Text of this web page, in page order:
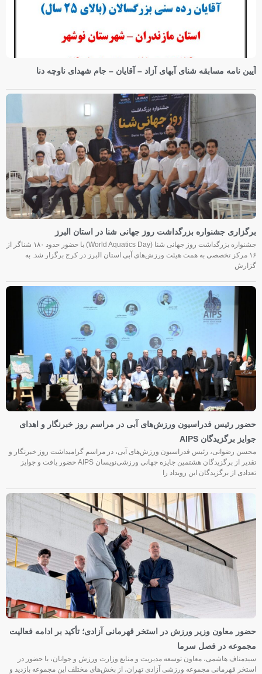
آیین نامه مسابقه شنای آبهای آزاد – آقایان – جام شهدای ناوچه دنا
برگزاری جشنواره بزرگداشت روز جهانی شنا در استان البرز
جشنواره بزرگداشت روز جهانی شنا (World Aquatics Day) با حضور حدود ۱۸۰ شناگر از
۱۶ مرکز تخصصی به همت هیئت ورزش‌های آبی استان البرز در کرج برگزار شد. به
گزارش
حضور رئیس فدراسیون ورزش‌های آبی در مراسم روز خبرنگار و اهدای
جوایز برگزیدگان AIPS
محسن رضوانی، رئیس فدراسیون ورزش‌های آبی، در مراسم گرامیداشت روز خبرنگار و
تقدیر از برگزیدگان هشتمین جایزه جهانی ورزشی‌نویسان AIPS حضور یافت و جوایز
تعدادی از برگزیدگان این رویداد را
حضور معاون وزیر ورزش در استخر قهرمانی آزادی؛ تأکید بر ادامه فعالیت
مجموعه در فصل سرما
سیدمناف هاشمی، معاون توسعه مدیریت و منابع وزارت ورزش و جوانان، با حضور در
استخر قهرمانی مجموعه ورزشی آزادی تهران، از بخش‌های مختلف این مجموعه بازدید و